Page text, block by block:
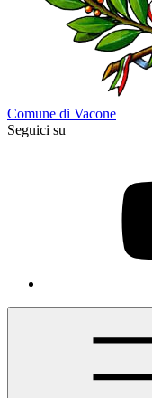
Comune di Vacone
Seguici su